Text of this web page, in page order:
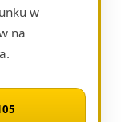
w
na